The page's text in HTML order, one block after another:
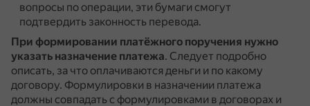
вопросы по операции, эти бумаги смогут
подтвердить законность перевода.
При формировании платёжного поручения нужно
указать назначение платежа. Следует подробно
описать, за что оплачиваются деньги и по какому
договору. Формулировки в назначении платежа
должны совпадать с формулировками в договорах и